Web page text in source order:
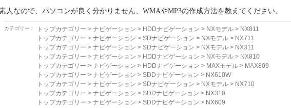
人なので、パソコンが良く分かりません、 WMAやMP3の作成方法を教えてください。
カテゴリー : トップカテゴリー > ナビゲーション > HDDナビゲーション > NXモデル > NX811
トップカテゴリー > ナビゲーション > SDナビゲーション > NXモデル > NX711
トップカテゴリー > ナビゲーション > SDナビゲーション > NXモデル > NX311
トップカテゴリー > ナビゲーション > HDDナビゲーション > NXモデル > NX810
トップカテゴリー > ナビゲーション > HDDナビゲーション > MAXモデル > MAX809
トップカテゴリー > ナビゲーション > SDDナビゲーション > NX610W
トップカテゴリー > ナビゲーション > SDナビゲーション > NXモデル > NX710
トップカテゴリー > ナビゲーション > SDDナビゲーション > NX310
トップカテゴリー > ナビゲーション > SDDナビゲーション > NX609